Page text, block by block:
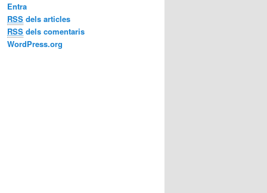
Entra
RSS dels articles
RSS dels comentaris
WordPress.org